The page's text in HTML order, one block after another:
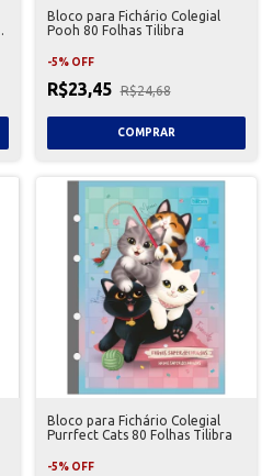
Bloco para Fichário Colegial
Pooh 80 Folhas Tilibra
-5% OFF
R$23,45 R$24,68
Bloco para Fichário Colegial
Purrfect Cats 80 Folhas Tilibra
-5% OFF